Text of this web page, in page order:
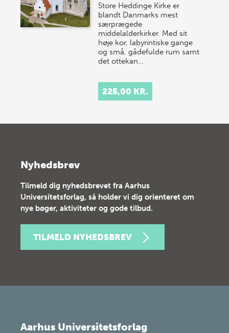
Store Heddinge Kirke er
blandt Danmarks mest
særprægede
middelalderkirker. Med sit
høje kor, labyrintiske gange
og små, gådefulde rum samt
det ottekan…
225,00 KR.
Nyhedsbrev
Tilmeld dig nyhedsbrevet fra Aarhus
Universitetsforlag, så holder vi dig orienteret om
nye bøger, aktiviteter og gode tilbud.
TILMELD NYHEDSBREV
Aarhus Universitetsforlag